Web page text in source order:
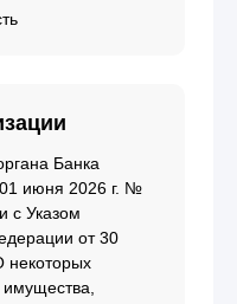
Банка
01 июня 2026 г. №
с Указом
от 30
некоторых